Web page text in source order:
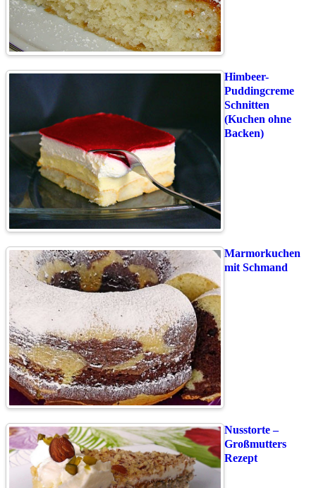
Himbeer-
Puddingcreme
Schnitten
(Kuchen ohne
Backen)
Marmorkuchen
mit Schmand
Nusstorte –
Großmutters
Rezept